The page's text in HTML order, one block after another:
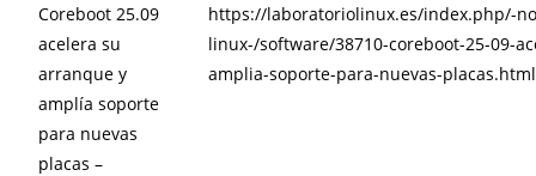
Coreboot 25.09
acelera su
arranque y
amplía soporte
para nuevas
placas –
https://laboratoriolinux.es/index.php/-
linux-/software/38710-coreboot-25-09-
amplia-soporte-para-nuevas-placas.html